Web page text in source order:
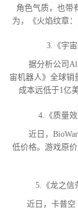
角色气质，也带
为，《火焰纹章
3.《宇宙
据分析公司
宙机器人》全球销
成本远低于1亿
4.《质量效应
近日，BioWare
低价格。游戏原
5.《龙之信条
近日，卡普空《